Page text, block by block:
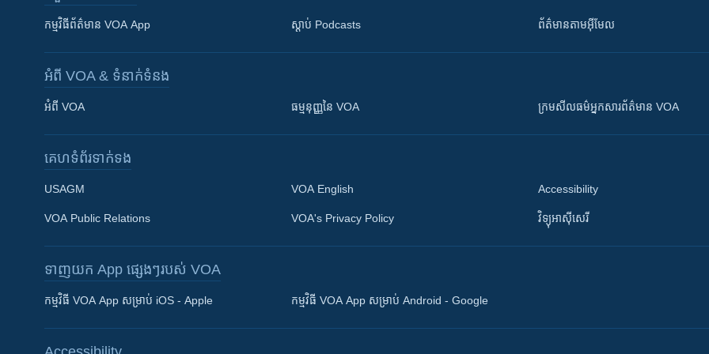
Khmer English
កម្មវិធី​ព័ត៌មាន VOA App ស្តាប់ Podcasts ព័ត៌មាន​តាម​អ៊ីមែល
អំពី​ VOA & ទំនាក់ទំនង
អំពី​ VOA ធម្មនុញ្ញ​នៃ VOA ក្រម​​​សីលធម៌​​​អ្នក​​​សារព័ត៌មាន VOA
គេហទំព័រ​​ទាក់ទង
USAGM
VOA Public Relations
VOA English
VOA's Privacy Policy
Accessibility
វិទ្យុ​អាស៊ី​សេរី
ទាញយក​ App ផ្សេងៗ​របស់​ VOA
កម្មវិធី​ VOA App សម្រាប់ iOS - Apple កម្មវិធី​ VOA App សម្រាប់ Android - Google